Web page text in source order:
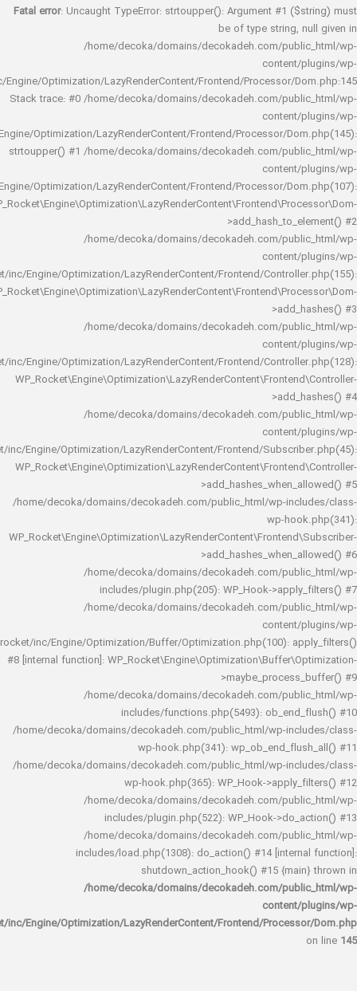
Fatal error : Uncaught TypeError: strtoupper(): Argument #1
be of type string,
/home/decoka/domains/decokadeh.com/
rocket/inc/Engine/Optimization/LazyRenderContent/Frontend/Processor/
Stack trace: #0 /home/decoka/domains/decokadeh.com/
rocket/inc/Engine/Optimization/LazyRenderContent/Frontend/Processor/
strtoupper() #1 /home/decoka/domains/decokadeh.com/
rocket/inc/Engine/Optimization/LazyRenderContent/Frontend/Processor/
/home/decoka/domains/decokadeh.com/
rocket/inc/Engine/Optimization/LazyRenderContent/Frontend/
/home/decoka/domains/decokadeh.com/
rocket/inc/Engine/Optimization/LazyRenderContent/Frontend/
/home/decoka/domains/decokadeh.com/
rocket/inc/Engine/Optimization/LazyRenderContent/Frontend/
/home/decoka/domains/decokadeh.com/public_html/wp-
wp-
/home/decoka/domains/decokadeh.com/
includes/plugin.php(205): WP_Hook-
/home/decoka/domains/decokadeh.com/
rocket/inc/Engine/Optimization/Buffer/Optimization.php(100):
#8 [internal function]:
/home/decoka/domains/decokadeh.com/
includes/functions.php(5493):
/home/decoka/domains/decokadeh.com/public_html/wp-
wp-hook.php(341):
/home/decoka/domains/decokadeh.com/public_html/wp-
wp-hook.php(365): WP_Hook-
/home/decoka/domains/decokadeh.com/
includes/plugin.php(522): WP_Hook-
/home/decoka/domains/decokadeh.com/
includes/load.php(1308): do_action() #14
shutdown_action_hook() #15
/home/decoka/domains/decokadeh.com/
rocket/inc/Engine/Optimization/LazyRenderContent/Frontend/